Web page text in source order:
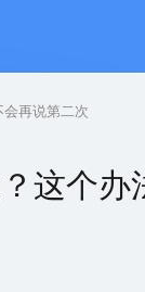
再说第二次
这个